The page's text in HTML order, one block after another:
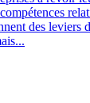
des leviers